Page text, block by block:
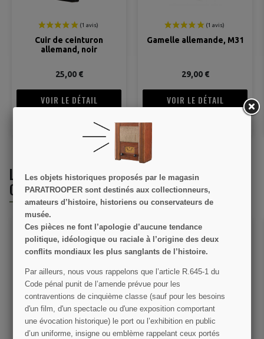
Cuir de ceinturon
allemand, noir
25,00 €
VOIR LE DÉTAIL
RUPTURE DE STOCK
Gamelle allemande, M31
29,00 €
VOIR LE DÉTAIL
LES CLIENTS QUI ONT ACHETÉ CE PRODUIT
ONT ÉGALEMENT ACHETÉ :
Pelle en T, M-1910, US
Army
Cartouchière Mauser 98K
Les objets historiques proposés par le magasin
PARATROOPER sont destinés aux collectionneurs,
amateurs d’histoire, historiens ou conservateurs de
musée.
Ces pièces ne font l’apologie d’aucune tendance
politique, idéologique ou raciale à l’origine des deux
conflits mondiaux les plus sanglants de l’histoire.
Par ailleurs, nous vous rappelons que l’article R.645­-1 du
Code pénal punit de l’amende prévue pour les
contraventions de cinquième classe (sauf pour les besoins
d'un film, d'un spectacle ou d'une exposition comportant
une évocation historique) le port ou l’exhibition en public
d’un uniforme, insigne ou emblème rappelant ceux portés